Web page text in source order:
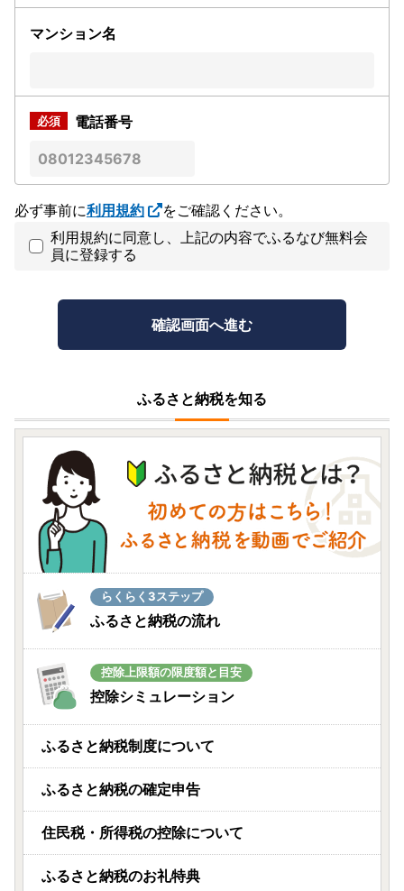
マンション名
電話番号
必ず事前に利用規約
をご確認ください。
利用規約に同意し、上記の内容でふるなび無料会
員に登録する
ふるさと納税を知る
らくらく3ステップ
ふるさと納税の流れ
控除上限額の限度額と目安
控除シミュレーション
ふるさと納税制度について
ふるさと納税の確定申告
住民税・所得税の控除について
ふるさと納税のお礼特典